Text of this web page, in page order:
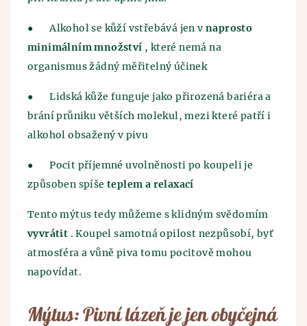
● Alkohol se kůží vstřebává jen vnaprosto
minimálním množství , které nemá na
organismus žádný měřitelný účinek
●
Lidská kůže funguje jako přirozená bariéra a
brání průniku větších molekul, mezi které patří i
alkohol obsažený v pivu
●
Pocit příjemné uvolněnosti po koupeli je
způsoben spíšeteplem a relaxací
Tento mýtus tedy můžeme s klidným svědomím
vyvrátit . Koupel samotná opilost nezpůsobí, byť
atmosféra a vůně piva tomu pocitově mohou
napovídat.
Mýtus: Pivní lázeň je jen obyčejná